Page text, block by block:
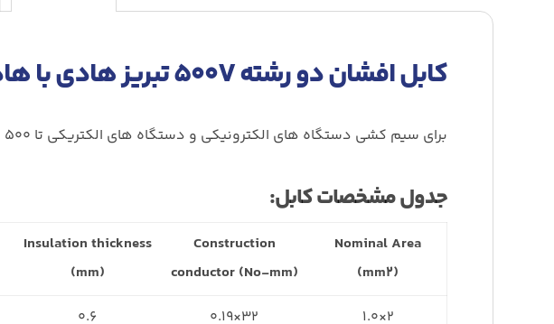
کابل افشاندو رشته ۵۰۰V تبریز هادی با هادی مسی و عایق PVC روکش دار
برای سیم کشی دستگاه های الکترونیکی و دستگاه های الکتریکی تا ۵۰۰ ولت استفاده می شود.
جدول مشخصات کابل:
Nominal Area
(mm۲)
Construction
conductor (No-mm)
Insulation thickness
(mm)
۲×۱.۰
۳۲×۰.۱۹ ۰.۶